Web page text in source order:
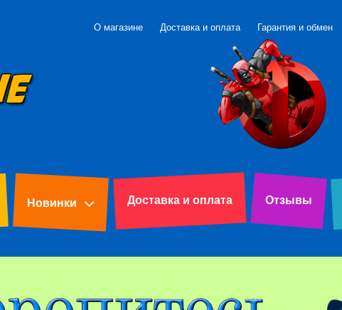
О магазине Доставка и оплата Гарантия и обмен
Новинки Доставка и оплата Отзывы